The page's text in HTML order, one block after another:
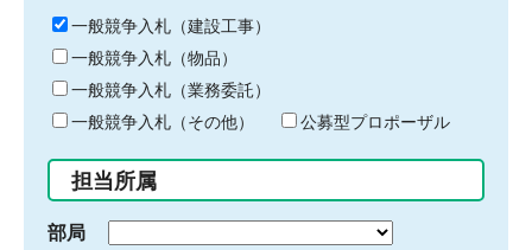
キ
ー
ワ
ー
ド
入
力
一般競争入札（建設工事）
一般競争入札（物品）
一般競争入札（業務委託）
一般競争入札（その他）
公募型プロポーザル
担当所属
部局